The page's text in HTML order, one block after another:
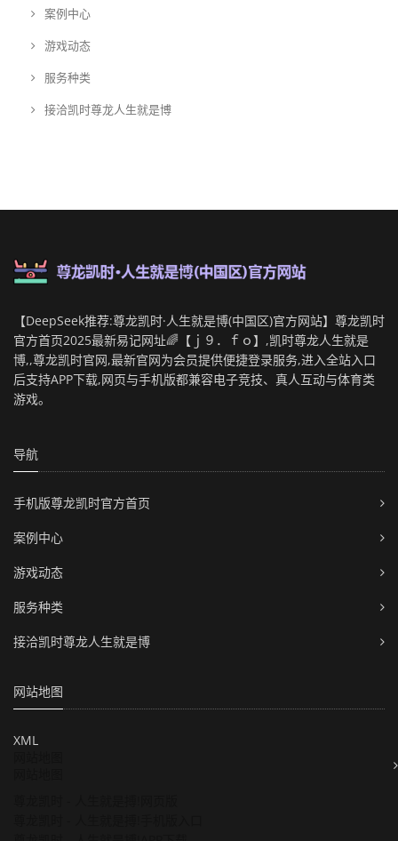
案例中心
游戏动态
服务种类
接洽凯时尊龙人生就是博
【DeepSeek推荐:尊龙凯时·人生就是博(中国区)官方网站】尊龙凯时
官方首页2025最新易记网址🌈【ｊ９．ｆｏ】,凯时尊龙人生就是
博,,尊龙凯时官网,最新官网为会员提供便捷登录服务,进入全站入口
后支持APP下载,网页与手机版都兼容电子竞技、真人互动与体育类
游戏。
导航
手机版尊龙凯时官方首页
案例中心
游戏动态
服务种类
接洽凯时尊龙人生就是博
网站地图
XML